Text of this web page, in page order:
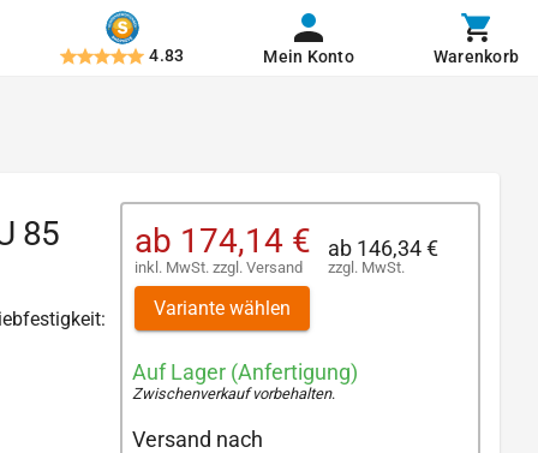
4.83 Mein Konto Warenkorb
85 ab 174,14 €
inkl. MwSt. zzgl. Versand
ab 146,34 €
zzgl. MwSt.
Variante wählen
Auf Lager (Anfertigung)
Zwischenverkauf vorbehalten.
Versand nach